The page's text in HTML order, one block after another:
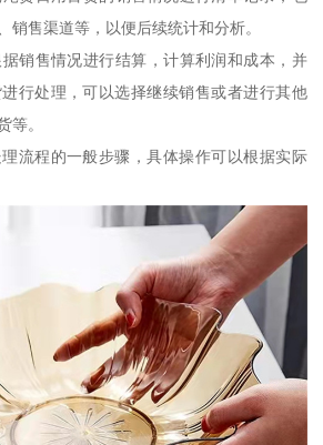
销售渠道等，以便后续统计和分析。
销售情况进行结算，计算利润和成本，并
行处理，可以选择继续销售或者进行其他
等。
流程的一般步骤，具体操作可以根据实际